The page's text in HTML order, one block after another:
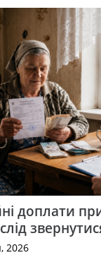
доплати
2026